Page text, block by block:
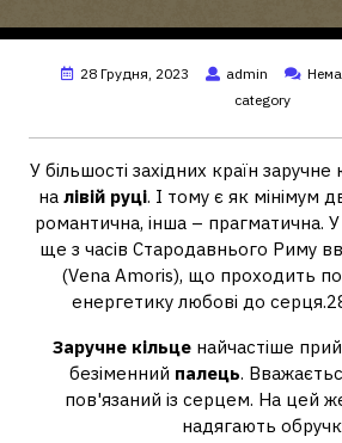
28 Грудня, 2023 admin
category
У більшості західних країн
на лівій руці. І тому є як мінімум
романтична, інша – прагматична.
ще з часів Стародавнього Риму
(Vena Amoris), що проходить по
енергетику любові до
Заручне кільце найчастіше
безіменний палець.
пов'язаний із серцем. На цей
надягають